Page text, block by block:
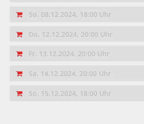
So. 08.12.2024, 18:00 Uhr
Do. 12.12.2024, 20:00 Uhr
Fr. 13.12.2024, 20:00 Uhr
Sa. 14.12.2024, 20:00 Uhr
So. 15.12.2024, 18:00 Uhr